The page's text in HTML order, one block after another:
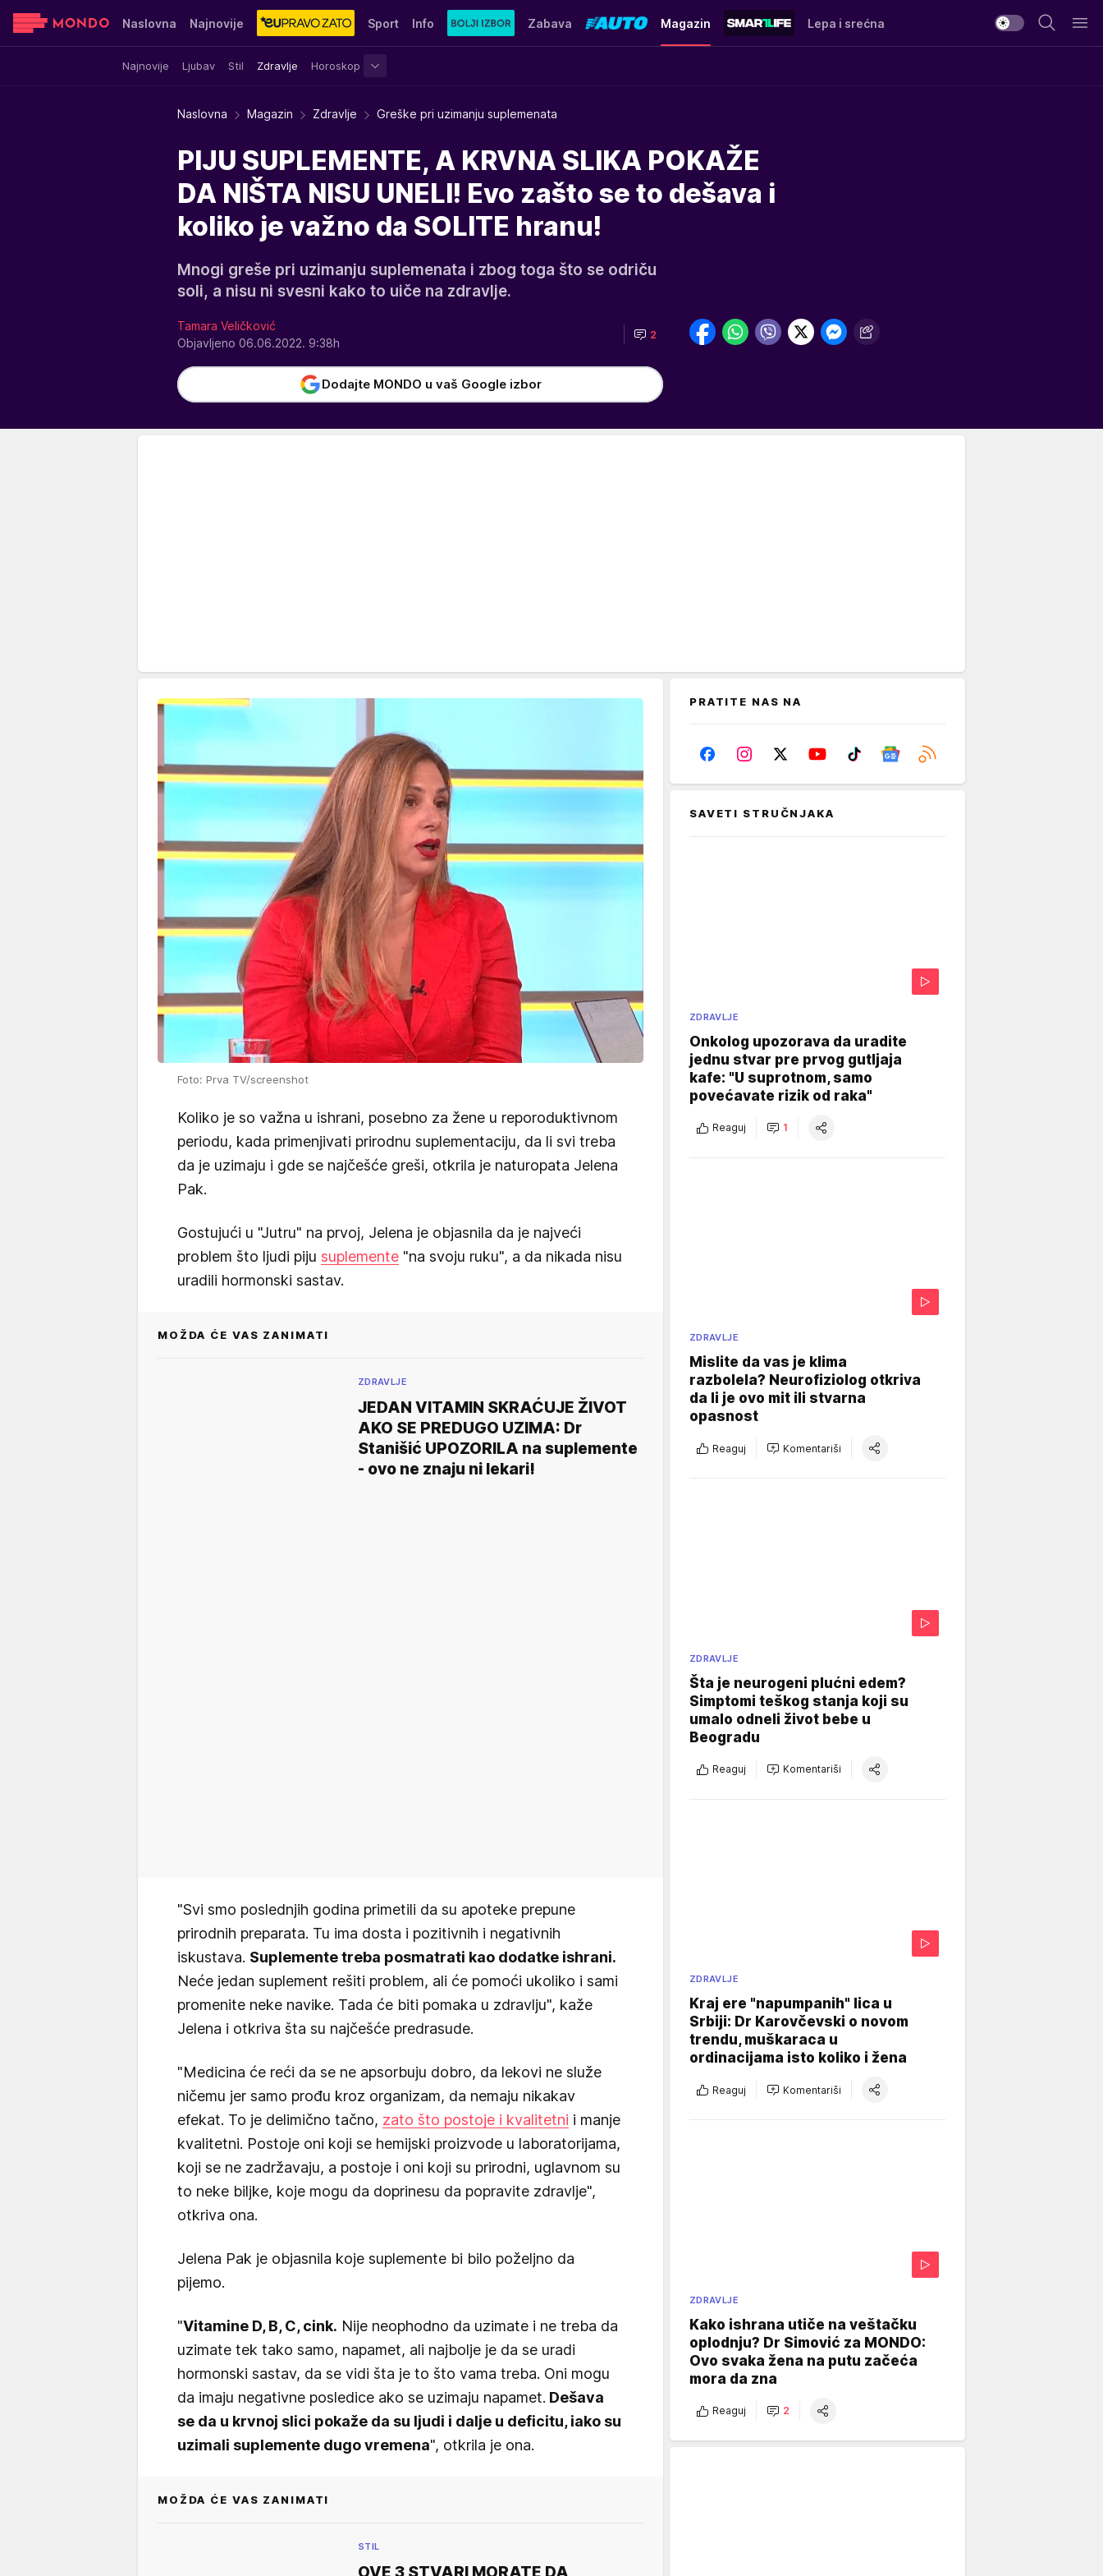
Naslovna Najnovije Sport Info Zabava Magazin
Najnovije Ljubav Stil Zdravlje Horoskop
Lepa i srećna
Sensa Stvar ukusa Yumama
Naslovna Magazin Zdravlje Greške pri uzimanju suplemenata
PIJU SUPLEMENTE, A KRVNA SLIKA POKAŽE
DA NIŠTA NISU UNELI! Evo zašto se to dešava i
koliko je važno da SOLITE hranu!
Mnogi greše pri uzimanju suplemenata i zbog toga što se odriču
soli, a nisu ni svesni kako to uiče na zdravlje.
Tamara Veličković
Objavljeno 06.06.2022. 9:38h
2
Dodajte MONDO u vaš Google izbor
Foto: Prva TV/screenshot
Koliko je so važna u ishrani, posebno za žene u reporoduktivnom
periodu, kada primenjivati prirodnu suplementaciju, da li svi treba
da je uzimaju i gde se najčešće greši, otkrila je naturopata Jelena
Pak.
Gostujući u "Jutru" na prvoj, Jelena je objasnila da je najveći
problem što ljudi piju suplemente "na svoju ruku", a da nikada nisu
uradili hormonski sastav.
MOŽDA ĆE VAS ZANIMATI
ZDRAVLJE
JEDAN VITAMIN SKRAĆUJE ŽIVOT
AKO SE PREDUGO UZIMA: Dr
Stanišić UPOZORILA na suplemente
- ovo ne znaju ni lekari!
"Svi smo poslednjih godina primetili da su apoteke prepune
prirodnih preparata. Tu ima dosta i pozitivnih i negativnih
iskustava. Suplemente treba posmatrati kao dodatke ishrani.
Neće jedan suplement rešiti problem, ali će pomoći ukoliko i sami
promenite neke navike. Tada će biti pomaka u zdravlju", kaže
Jelena i otkriva šta su najčešće predrasude.
"Medicina će reći da se ne apsorbuju dobro, da lekovi ne služe
ničemu jer samo prođu kroz organizam, da nemaju nikakav
efekat. To je delimično tačno, zato što postoje i kvalitetni i manje
kvalitetni. Postoje oni koji se hemijski proizvode u laboratorijama,
koji se ne zadržavaju, a postoje i oni koji su prirodni, uglavnom su
to neke biljke, koje mogu da doprinesu da popravite zdravlje",
otkriva ona.
Jelena Pak je objasnila koje suplemente bi bilo poželjno da
pijemo.
"Vitamine D, B, C, cink. Nije neophodno da uzimate i ne treba da
uzimate tek tako samo, napamet, ali najbolje je da se uradi
hormonski sastav, da se vidi šta je to što vama treba. Oni mogu
da imaju negativne posledice ako se uzimaju napamet. Dešava
se da u krvnoj slici pokaže da su ljudi i dalje u deficitu, iako su
uzimali suplemente dugo vremena", otkrila je ona.
MOŽDA ĆE VAS ZANIMATI
STIL
PRATITE NAS NA
SAVETI STRUČNJAKA
ZDRAVLJE
Onkolog upozorava da uradite
jednu stvar pre prvog gutljaja
kafe: "U suprotnom, samo
povećavate rizik od raka"
Reaguj 1
ZDRAVLJE
Mislite da vas je klima
razbolela? Neurofiziolog otkriva
da li je ovo mit ili stvarna
opasnost
Reaguj Komentariši
ZDRAVLJE
Šta je neurogeni plućni edem?
Simptomi teškog stanja koji su
umalo odneli život bebe u
Beogradu
Reaguj Komentariši
ZDRAVLJE
Kraj ere "napumpanih" lica u
Srbiji: Dr Karovčevski o novom
trendu, muškaraca u
ordinacijama isto koliko i žena
Reaguj Komentariši
ZDRAVLJE
Kako ishrana utiče na veštačku
oplodnju? Dr Simović za MONDO:
Ovo svaka žena na putu začeća
mora da zna
Reaguj 2